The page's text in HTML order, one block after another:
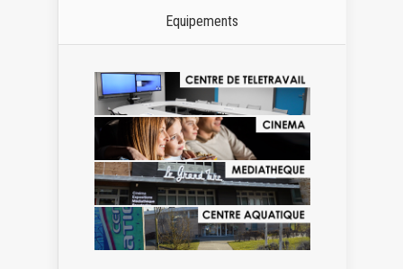
Equipements